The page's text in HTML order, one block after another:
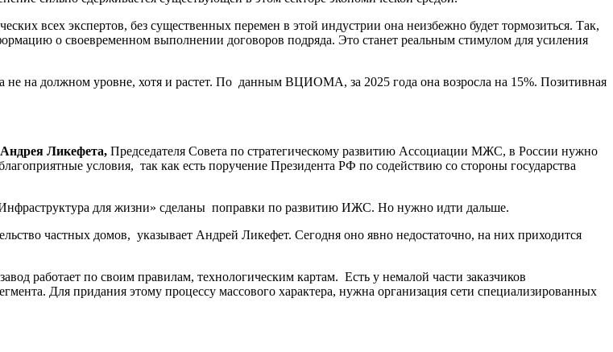
всех экспертов, без существенных перемен в этой индустрии она неизбежно будет тормозиться. Так,
о своевременном выполнении договоров подряда. Это станет реальным стимулом для усиления
на должном уровне, хотя и растет. По данным ВЦИОМА, за 2025 года она возросла на 15%. Позитивная
Андрея Ликефета, Председателя Совета по стратегическому развитию Ассоциации МЖС, в России нужно
условия, так как есть поручение Президента РФ по содействию со стороны государства
для жизни» сделаны поправки по развитию ИЖС. Но нужно идти дальше.
частных домов, указывает Андрей Ликефет. Сегодня оно явно недостаточно, на них приходится
работает по своим правилам, технологическим картам. Есть у немалой части заказчиков
Для придания этому процессу массового характера, нужна организация сети специализированных